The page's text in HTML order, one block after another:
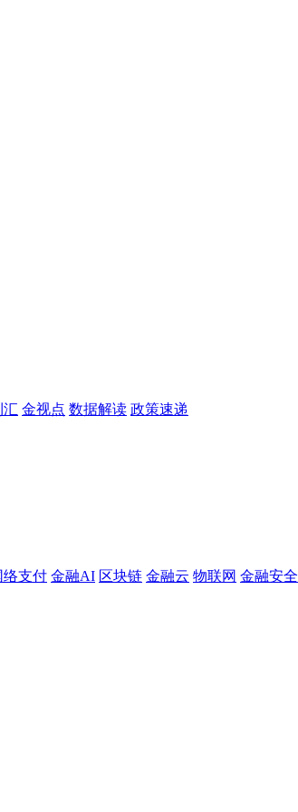
汇 金视点 数据解读 政策速递
络支付 金融AI 区块链 金融云 物联网 金融安全